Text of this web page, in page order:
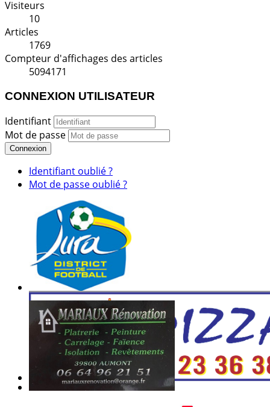
Visiteurs
10
Articles
1769
Compteur d'affichages des articles
5094171
CONNEXION UTILISATEUR
Identifiant
Mot de passe
Connexion
Identifiant oublié ?
Mot de passe oublié ?